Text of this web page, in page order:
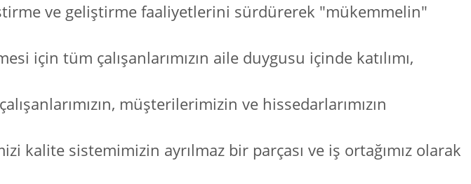
ve geliştirme faaliyetlerini sürdürerek "mükemmelin"
için tüm çalışanlarımızın aile duygusu içinde katılımı,
müşterilerimizin ve hissedarlarımızın
sistemimizin ayrılmaz bir parçası ve iş ortağımız olarak